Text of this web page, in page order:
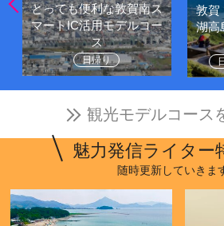
とっても便利な敦賀南ス
マートIC活用モデルコー
ス
日帰り
敦賀
湖高
観光モデルコース
魅力発信ライター
随時更新していきま